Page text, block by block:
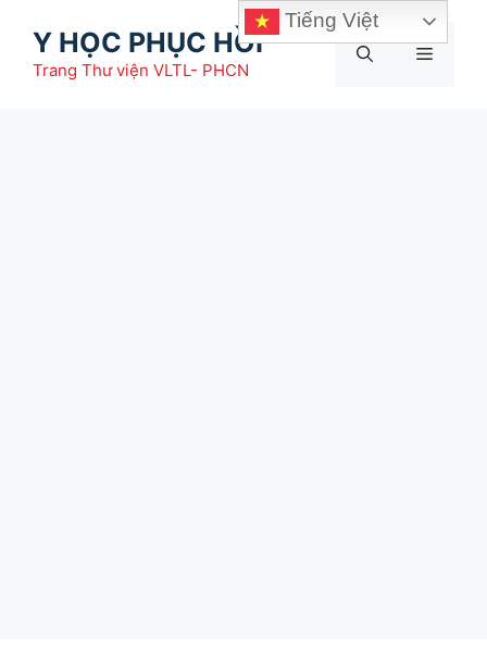
Y HỌC PHỤC HỒI
Trang Thư viện VLTL- PHCN
Menu
Tiếng Việt